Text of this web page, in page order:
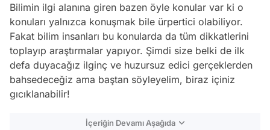
Bilimin ilgi alanına giren bazen öyle konular var ki o
konuları yalnızca konuşmak bile ürpertici olabiliyor.
Fakat bilim insanları bu konularda da tüm dikkatlerini
toplayıp araştırmalar yapıyor. Şimdi size belki de ilk
defa duyacağız ilginç ve huzursuz edici gerçeklerden
bahsedeceğiz ama baştan söyleyelim, biraz içiniz
gıcıklanabilir!
İçeriğin Devamı Aşağıda